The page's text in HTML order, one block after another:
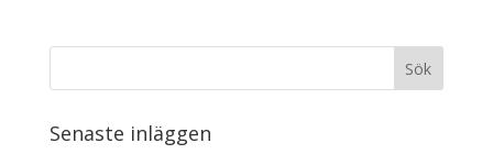
Senaste inläggen